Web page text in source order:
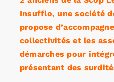
Insufflo, une société
propose
collectivités et les
démarches pour
présentant des